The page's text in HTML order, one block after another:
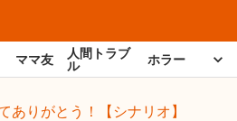
ママ友
人間トラブ
ル
ホラー
ありがとう！【シナリオ】